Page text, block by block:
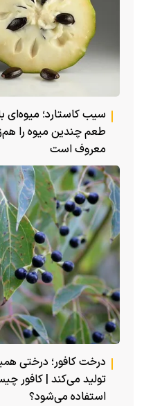
سیب کاستارد؛
طعم چندین میوه را
معروف است
درخت کافور؛ درختی
تولید می‌کند | کافور
استفاده می‌شود؟